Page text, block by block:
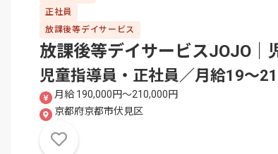
正社員
放課後等デイサービス
放課後等デイサービスJOJO｜
児童指導員・正社員／月給19〜
月給 190,000円〜210,000円
京都府京都市伏見区